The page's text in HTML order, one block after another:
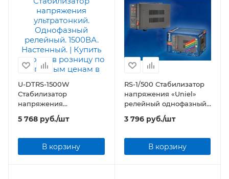
U-DTRS-1500W
Стабилизатор
напряжения
ультратонкий.
Однофазный релейный.
5 768 руб./шт
В корзину
RS-1/500 Стабилизатор
напряжения «Uniel»
релейный однофазный,
3 796руб./шт
В корзину